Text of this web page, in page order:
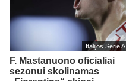
Italijos Serie A
F. Mastanuono oficialiai
sezonui skolinamas